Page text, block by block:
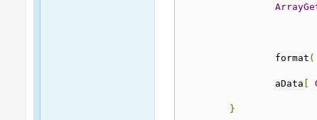
		format
(
		aData
[
}